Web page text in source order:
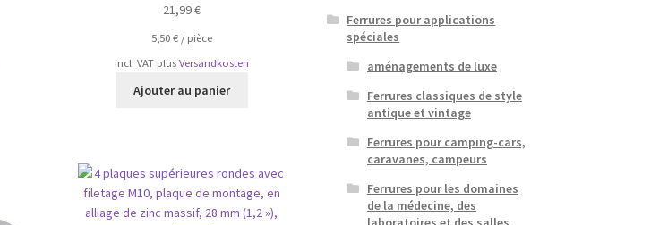
21,99€
5,50 €/ pièce
incl. VAT plus Versandkosten
Ajouter au panier
Ferrures pour applications
spéciales
aménagements de luxe
Ferrures classiques de style
antique et vintage
Ferrures pour camping-cars,
caravanes, campeurs
Ferrures pour les domaines
de la médecine, des